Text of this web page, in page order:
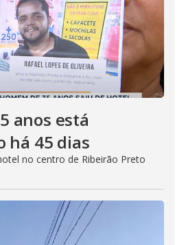
anos está
há 45 dias
no centro de Ribeirão Preto